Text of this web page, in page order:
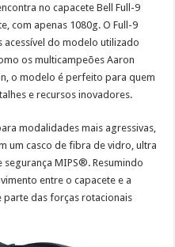
no capacete Bell Full-9
com apenas 1080g. O Full-9
acessível do modelo utilizado
os multicampeões Aaron
o modelo é perfeito para quem
e recursos inovadores.
modalidades mais agressivas,
um casco de fibra de vidro, ultra
segurança MIPS®. Resumindo
entre o capacete e a
parte das forças rotacionais